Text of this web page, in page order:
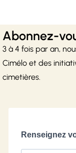
Abonnez-
3 à 4 fois par an,
Cimélo et des
cimetières.
Renseignez